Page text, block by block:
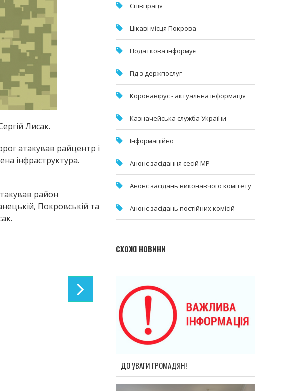
Лисак.
атакував райцентр і
інфраструктура.
район
Покровській та
Співпраця
Цікаві місця Покрова
Податкова інформує
Гід з держпослуг
Коронавірус - актуальна інформація
Казначейська служба України
Інформаційно
Анонс засідання сесій МР
Анонс засідань виконавчого комітету
Анонс засідань постійних комісій
СХОЖІ НОВИНИ
ДО УВАГИ ГРОМАДЯН!